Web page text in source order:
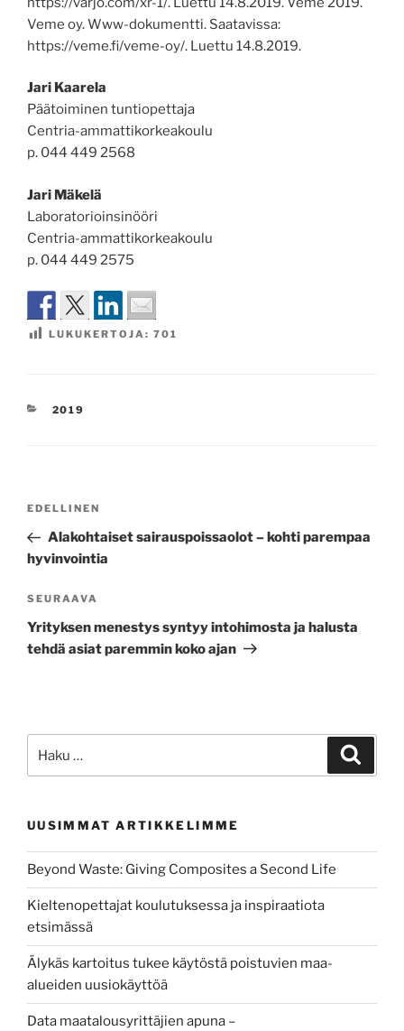
Veme oy. Www-dokumentti. Saatavissa:
https://veme.fi/veme-oy/. Luettu 14.8.2019.
Jari Kaarela
Päätoiminen tuntiopettaja
Centria-ammattikorkeakoulu
p. 044 449 2568
Jari Mäkelä
Laboratorioinsinööri
Centria-ammattikorkeakoulu
p. 044 449 2575
LUKUKERTOJA: 701
KATEGORIAT
2019
Edellinen
artikkeli
EDELLINEN
Alakohtaiset sairauspoissaolot – kohti parempaa
hyvinvointia
Seuraava
artikkeli
SEURAAVA
Yrityksen menestys syntyy intohimosta ja halusta
tehdä asiat paremmin koko ajan
UUSIMMAT ARTIKKELIMME
Beyond Waste: Giving Composites a Second Life
Kieltenopettajat koulutuksessa ja inspiraatiota
etsimässä
Älykäs kartoitus tukee käytöstä poistuvien maa-
alueiden uusiokäyttöä
Data maatalousyrittäjien apuna –